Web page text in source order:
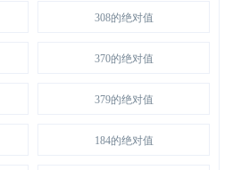
308的绝对值
370的绝对值
379的绝对值
184的绝对值